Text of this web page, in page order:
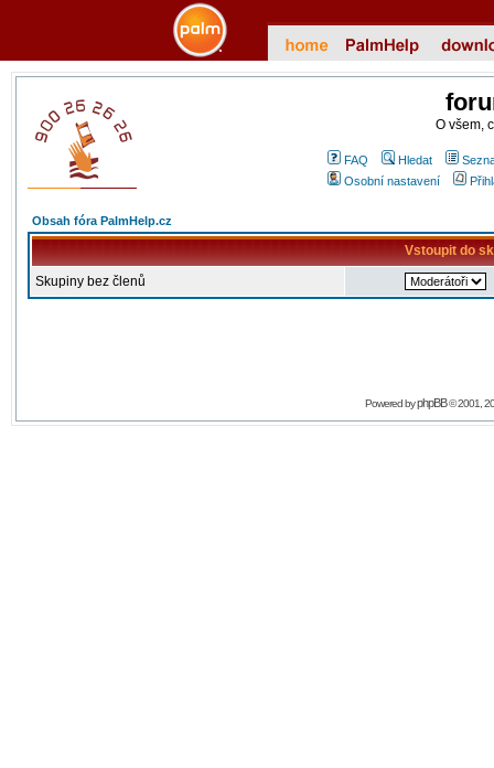
O všem,
FAQ Hledat
Osobní nastavení
Obsah fóra PalmHelp.cz
Vstoupit do
Skupiny bez členů
Powered byphpBB© 2001,